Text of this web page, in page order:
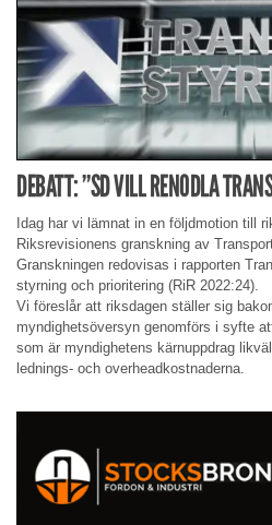
DEBATT: ”SD VILL RENODLA
Idag har vi lämnat in en följdmotion till
Riksrevisionens granskning av
Granskningen redovisas i rapporten
styrning och prioritering (RiR 2022:24).
Vi föreslår att riksdagen ställer sig
myndighetsöversyn genomförs i syfte
som är myndighetens kärnuppdrag
lednings- och overheadkostnaderna.